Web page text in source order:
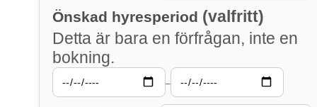
Önskad hyresperiod (valfritt)
Detta är bara en förfrågan, inte en
bokning.
–